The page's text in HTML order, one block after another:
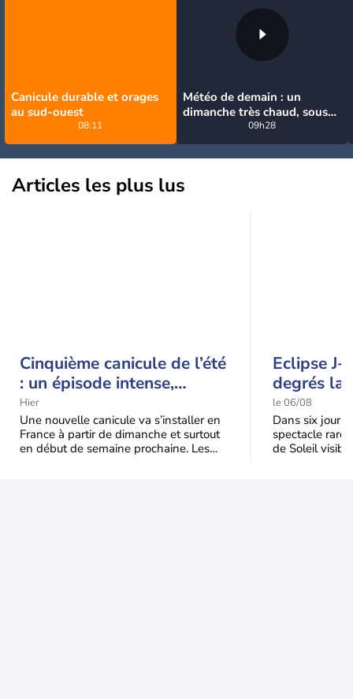
Canicule durable et orages
au sud-ouest
08:11
Météo de demain : un
dimanche très chaud, sous
la menace de quelques
orages
09h28
Articles les plus lus
Cinquième canicule de l’été
: un épisode intense,
durable et étendu la
semaine prochaine
Hier
Une nouvelle canicule va s’installer en
France à partir de dimanche et surtout
en début de semaine prochaine. Les
Eclipse J-
degrés la
t-elle
l'éclipse
le 06/08
Dans six
spectacle rare
de Soleil